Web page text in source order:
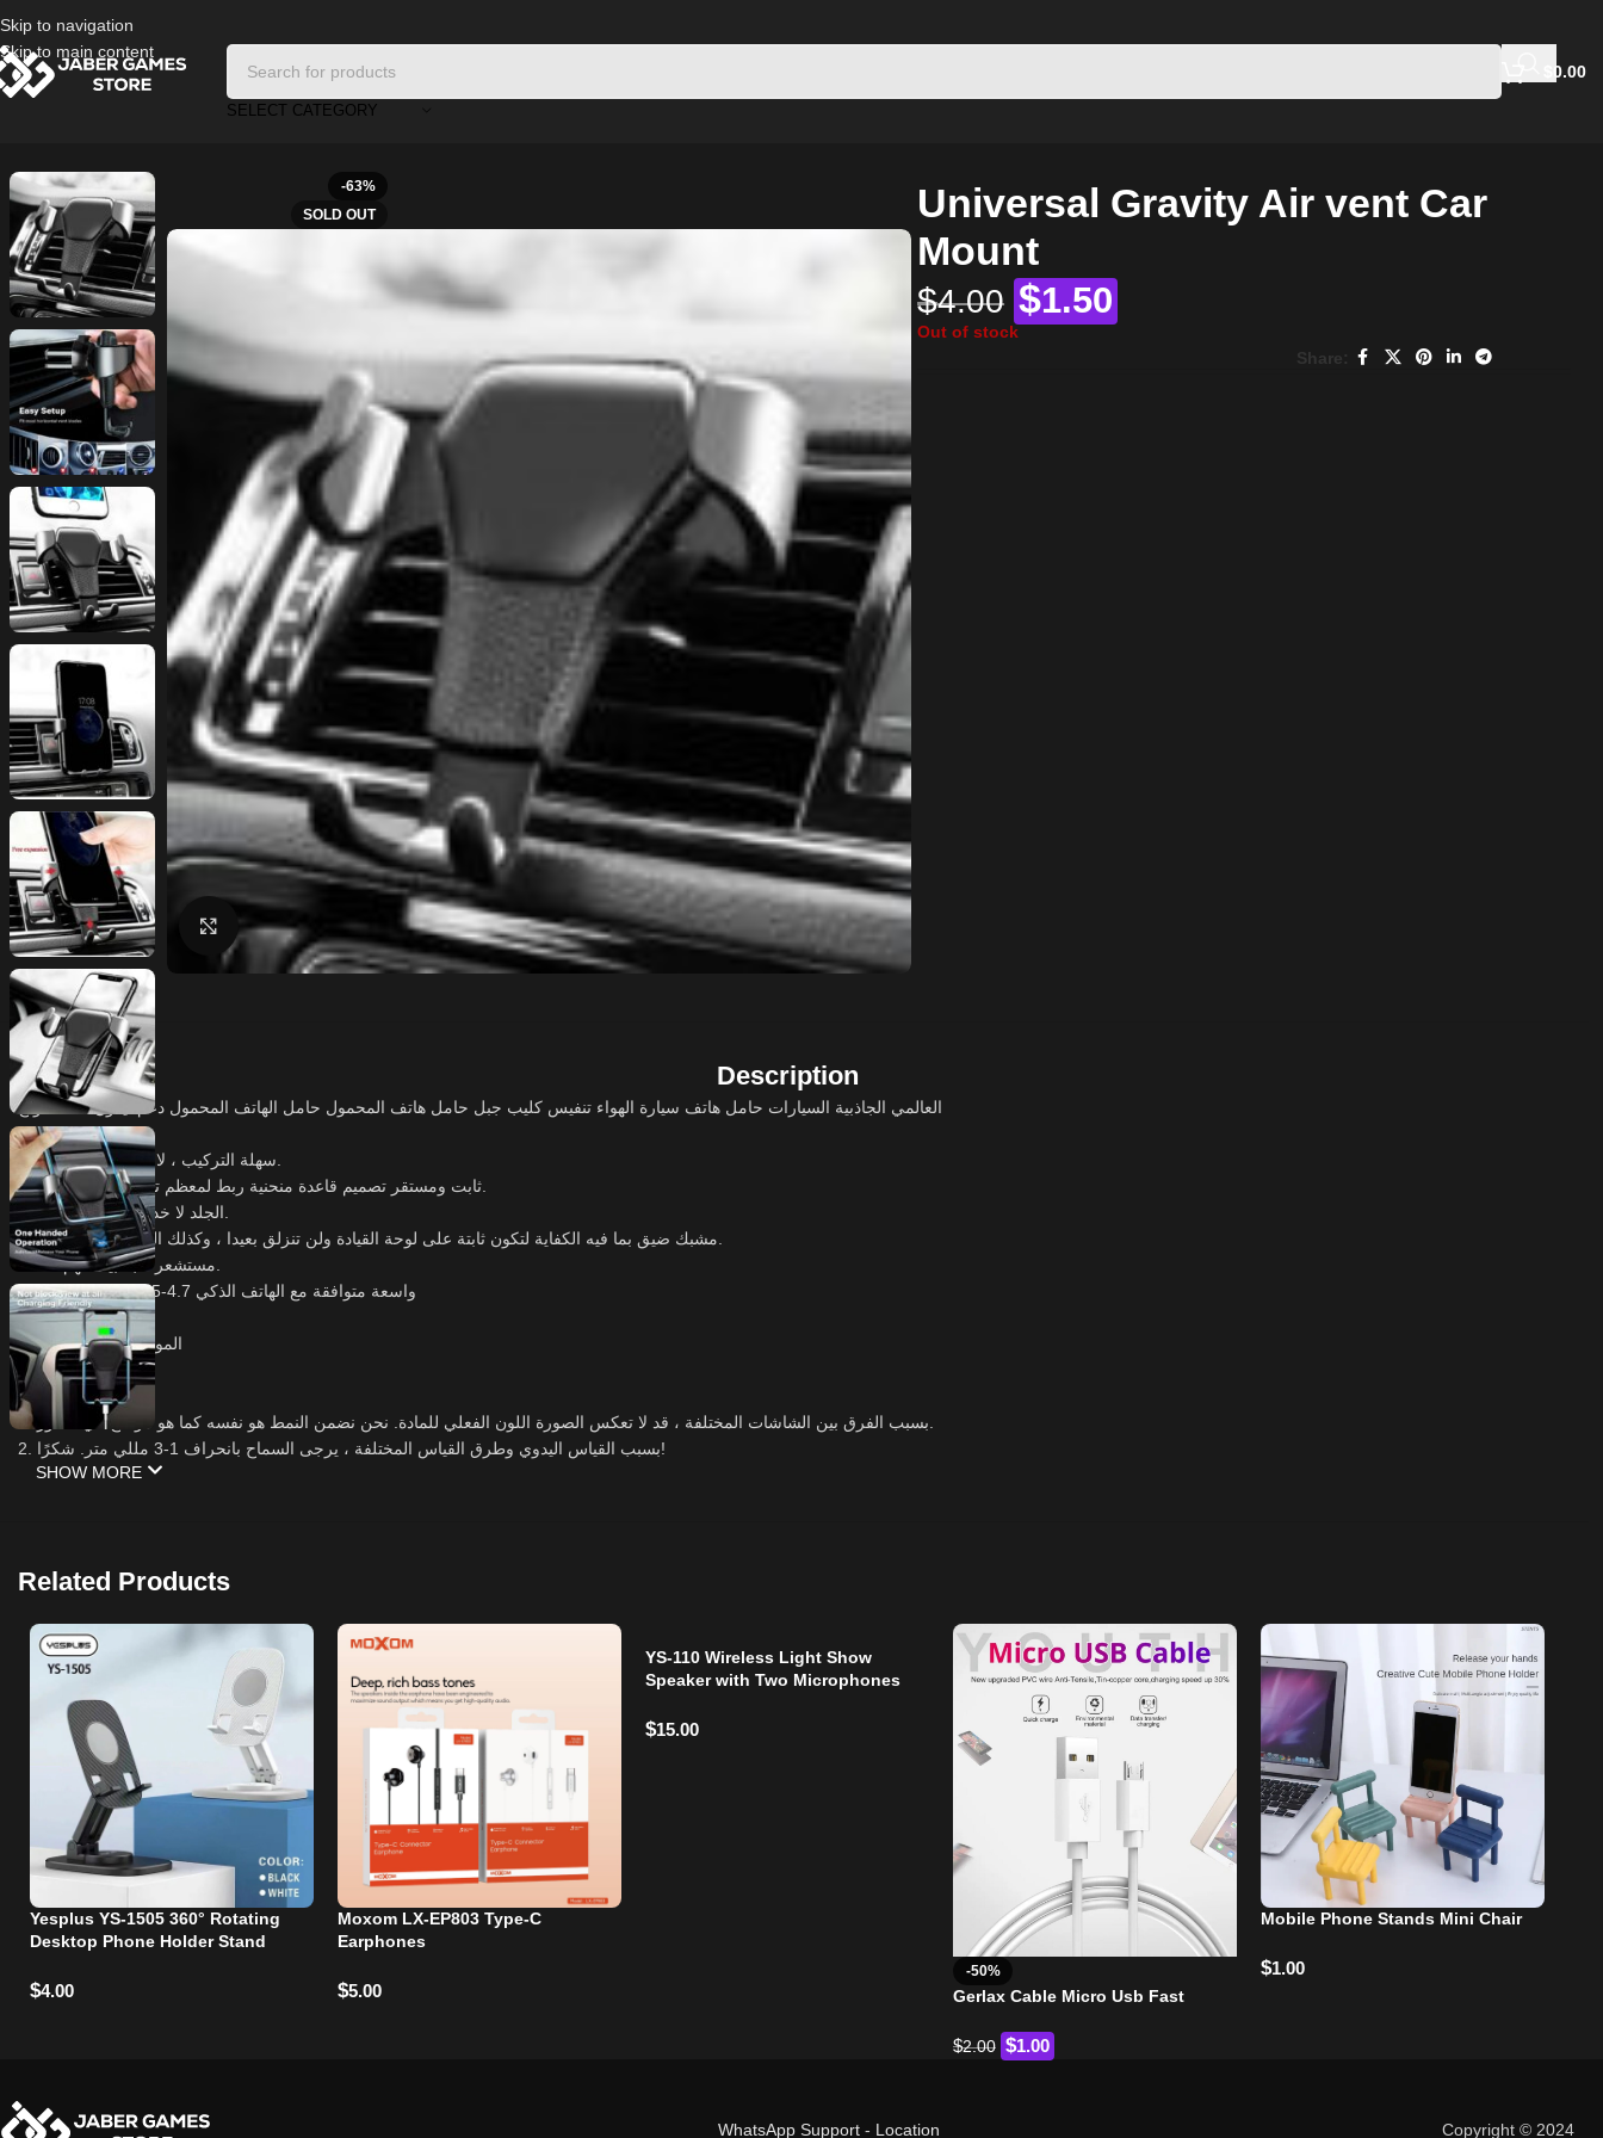
Skip to navigation
Skip to main content
SELECT CATEGORY
0.00
Universal Gravity Air vent Car Mount
-63%
SOLD OUT
Click to enlarge
Universal Gravity Air vent Car
Mount
$4.00 $1.50
Out of stock
Share:
Description
العالمي الجاذبية السيارات حامل هاتف سيارة الهواء تنفيس كليب جبل حامل هاتف المحمول حامل الهاتف المحمول دعم آيفون لسامسونج
الميزات:
واسعة متوافقة مع الهاتف الذكي 4.7-6.5 بوصة في السوق
المواصفات:
المواد: عبس + الكمبيوتر
اللون: أسود/أبيض
2. بسبب القياس اليدوي وطرق القياس المختلفة ، يرجى السماح بانحراف 1-3 مللي متر. شكرًا!
SHOW MORE
Related Products
Yesplus YS-1505 360° Rotating
Desktop Phone Holder Stand
$4.00
Moxom LX-EP803 Type-C
Earphones
$5.00
YS-110 Wireless Light Show
Speaker with Two Microphones
$15.00
-50%
Gerlax Cable Micro Usb Fast
$2.00 $1.00
Mobile Phone Stands Mini Chair
$1.00
WhatsApp Support- Location Copyright © 2024